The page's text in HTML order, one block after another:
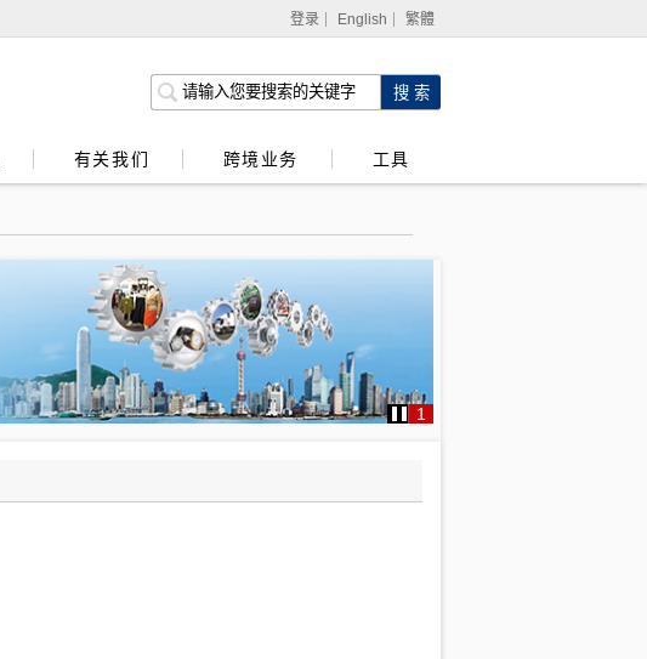
登录 English 繁體
强积金服务
有关我们 跨境业务 工具
1